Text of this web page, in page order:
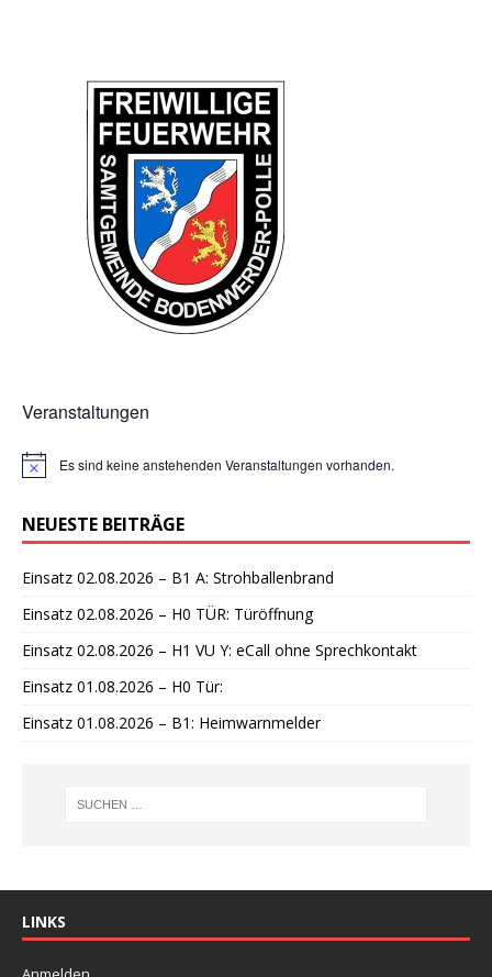
Veranstaltungen
H
w
e
s
Es sind keine anstehenden Veranstaltungen vorhanden.
NEUESTE BEITRÄGE
Einsatz 02.08.2026 – B1 A: Strohballenbrand
Einsatz 02.08.2026 – H0 TÜR: Türöffnung
Einsatz 02.08.2026 – H1 VU Y: eCall ohne Sprechkontakt
Einsatz 01.08.2026 – H0 Tür:
Einsatz 01.08.2026 – B1: Heimwarnmelder
LINKS